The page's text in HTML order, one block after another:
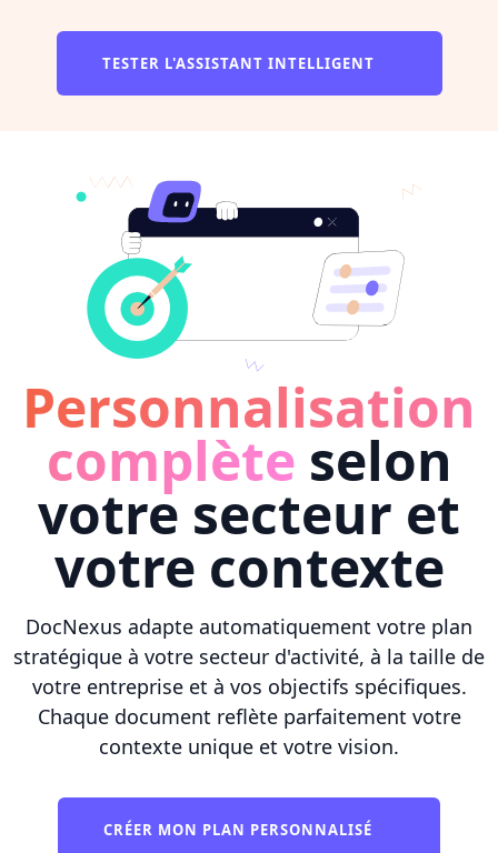
TESTER L'ASSISTANT INTELLIGENT
Personnalisation
complète selon
votre secteur et
votre contexte
DocNexus adapte automatiquement votre plan
stratégique à votre secteur d'activité, à la taille de
votre entreprise et à vos objectifs spécifiques.
Chaque document reflète parfaitement votre
contexte unique et votre vision.
CRÉER MON PLAN PERSONNALISÉ